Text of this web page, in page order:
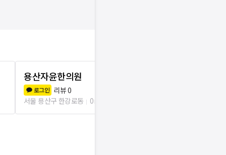
용산자윤한의원
로그인 리뷰0
서울 용산구 한강로동
0m